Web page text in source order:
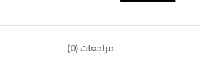
مراجعات (0)